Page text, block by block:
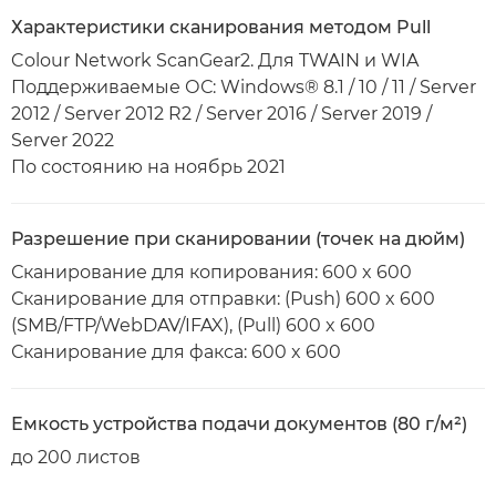
Характеристики сканирования методом Pull
Colour Network ScanGear2. Для TWAIN и WIA
Поддерживаемые ОС: Windows® 8.1 / 10 / 11 / Server
2012 / Server 2012 R2 / Server 2016 / Server 2019 /
Server 2022
По состоянию на ноябрь 2021
Разрешение при сканировании (точек на дюйм)
Сканирование для копирования: 600 x 600
Сканирование для отправки: (Push) 600 x 600
(SMB/FTP/WebDAV/IFAX), (Pull) 600 x 600
Сканирование для факса: 600 x 600
Емкость устройства подачи документов (80 г/м²)
до 200 листов